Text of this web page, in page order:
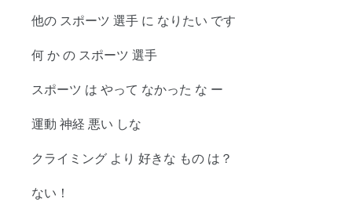
他の スポーツ 選手 に なりたい です
何 か の スポーツ 選手
スポーツ は やって なかった な ー
運動 神経 悪い しな
クライミング より 好きな もの は？
ない！